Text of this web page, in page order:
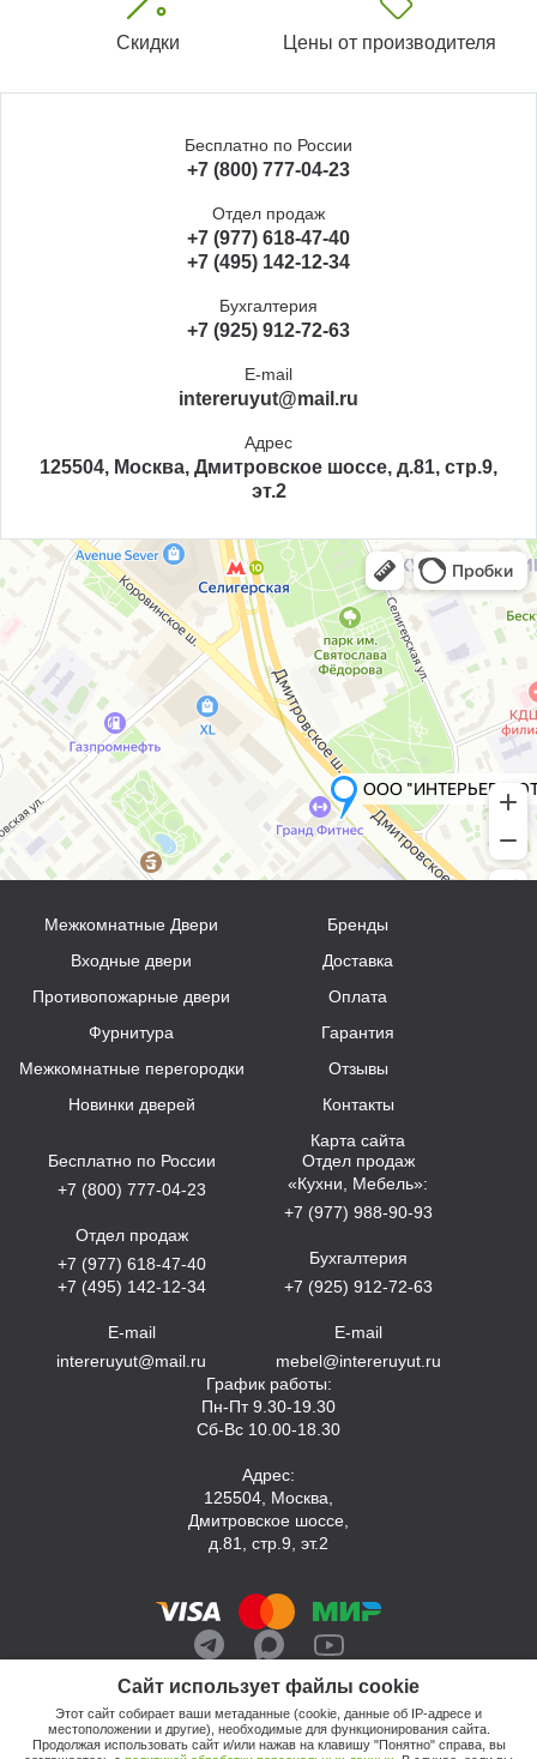
Скидки Цены от производителя
Бесплатно по России
+7 (800) 777-04-23
Отдел продаж
+7 (977) 618-47-40
+7 (495) 142-12-34
Бухгалтерия
+7 (925) 912-72-63
E-mail
intereruyut@mail.ru
Адрес
125504, Москва, Дмитровское шоссе, д.81, стр.9,
эт.2
Сайт использует файлы cookie
Этот сайт собирает ваши метаданные (cookie, данные об IP-адресе и
местоположении и другие), необходимые для функционирования сайта.
Продолжая использовать сайт и/или нажав на клавишу "Понятно" справа, вы
Межкомнатные Двери
Входные двери
Противопожарные двери
Фурнитура
Межкомнатные перегородки
Новинки дверей
Бренды
Доставка
Оплата
Гарантия
Отзывы
Контакты
Карта сайта
Бесплатно по России
+7 (800) 777-04-23
Отдел продаж
+7 (977) 618-47-40
+7 (495) 142-12-34
E-mail
intereruyut@mail.ru
Отдел продаж
«Кухни, Мебель»:
+7 (977) 988-90-93
Бухгалтерия
+7 (925) 912-72-63
E-mail
mebel@intereruyut.ru
График работы:
Пн-Пт 9.30-19.30
Сб-Вс 10.00-18.30
Адрес:
125504, Москва,
Дмитровское шоссе,
д.81, стр.9, эт.2